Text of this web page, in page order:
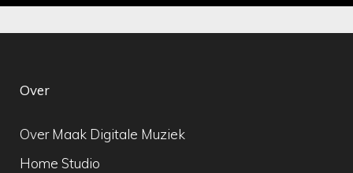
Over
Over Maak Digitale Muziek
Home Studio